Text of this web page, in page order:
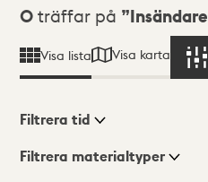
Sökresultat
0 träffar på Insändare
Visa lista Visa karta
Visningsläge
Filtrera tid
Filtrera materialtyper